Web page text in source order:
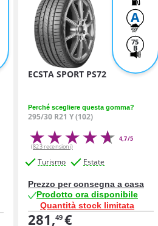
A
75
B
ECSTA SPORT PS72
Perché scegliere questa gomma?
295/30 R21 Y (102)
4,7/5
(823 recensioni)
Turismo Estate
Prezzo per consegna a casa
Prodotto ora disponibile
Quantità stock limitata
281,49 €